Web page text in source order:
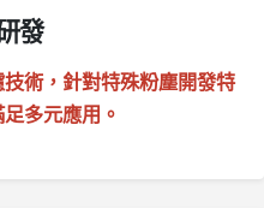
發
術，針對特殊粉塵開發特
多元應用。